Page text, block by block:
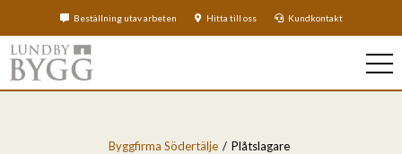
Beställning utav arbeten Hitta till oss Kundkontakt
Byggfirma Södertälje Plåtslagare